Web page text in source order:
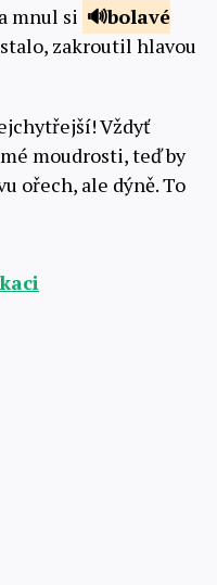
mnul si
bolavé
zakroutil hlavou
Vždyť
moudrosti, teď by
ořech, ale dýně. To